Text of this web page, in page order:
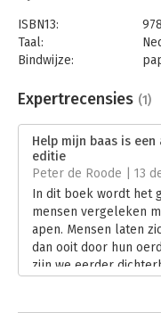
ISBN13:
Taal:
Bindwijze:
Uitgever:
Verschijningsdatum:
Hoofdrubriek:
Expertrecensies (1)
Help mijn baas is een
editie
Peter de Roode | 13
In dit boek wordt het
mensen vergeleken
apen. Mensen laten
dan ooit door hun
zijn we eerder